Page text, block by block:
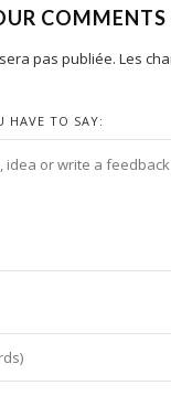
pas publiée. Les
HAVE TO SAY: